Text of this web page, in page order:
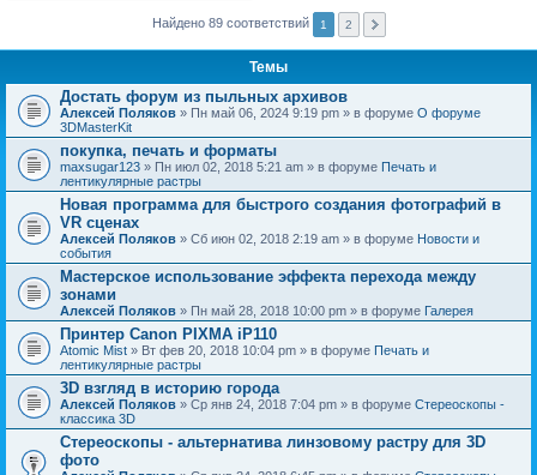
Найдено 89 соответствий 1 2
Темы
Достать форум из пыльных архивов
Алексей Поляков » Пн май 06, 2024 9:19 pm » в форуме О форуме
3DMasterKit
покупка, печать и форматы
maxsugar123 » Пн июл 02, 2018 5:21 am » в форуме Печать и
лентикулярные растры
Новая программа для быстрого создания фотографий в
VR сценах
Алексей Поляков » Сб июн 02, 2018 2:19 am » в форуме Новости и
события
Мастерское использование эффекта перехода между
зонами
Алексей Поляков » Пн май 28, 2018 10:00 pm » в форуме Галерея
Принтер Canon PIXMA iP110
Atomic Mist » Вт фев 20, 2018 10:04 pm » в форуме Печать и
лентикулярные растры
3D взгляд в историю города
Алексей Поляков » Ср янв 24, 2018 7:04 pm » в форуме Стереоскопы -
классика 3D
Стереоскопы - альтернатива линзовому растру для 3D
фото